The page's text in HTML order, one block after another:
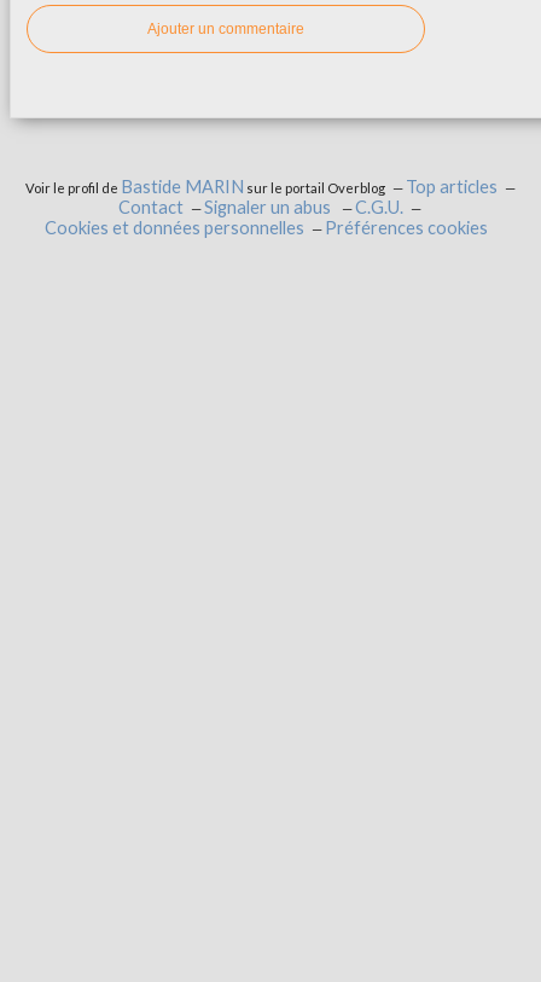
Ajouter un commentaire
Voir le profil de Bastide MARIN sur le portail Overblog
Top articles
Contact
Signaler un abus
C.G.U.
Cookies et données personnelles
Préférences cookies